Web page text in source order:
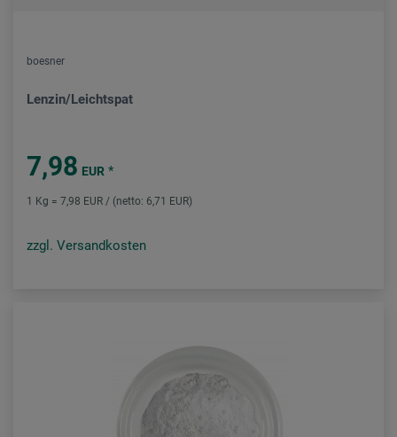
boesner
Lenzin/Leichtspat
7,98 EUR *
1 Kg = 7,98 EUR / (netto: 6,71 EUR)
zzgl. Versandkosten